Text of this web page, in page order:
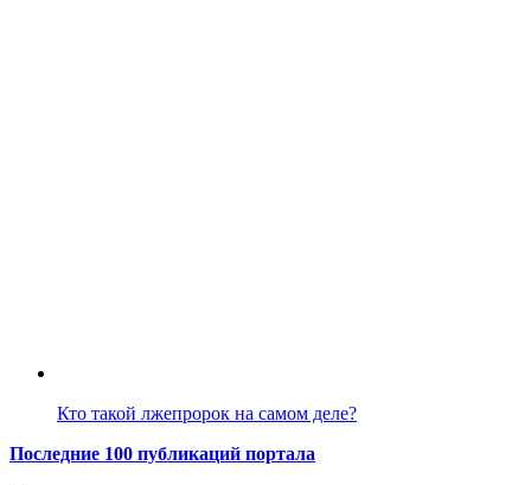
Кто такой лжепророк на самом деле?
Последние 100 публикаций портала